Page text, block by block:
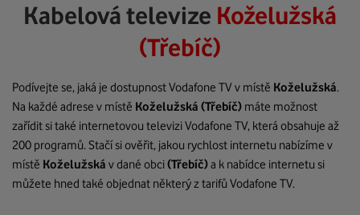
Kabelová televize Koželužská
(Třebíč)
Podívejte se, jaká je dostupnost Vodafone TV v místě Koželužská.
Na každé adrese v místě Koželužská (Třebíč) máte možnost
zařídit si také internetovou televizi Vodafone TV, která obsahuje až
200 programů. Stačí si ověřit, jakou rychlost internetu nabízíme v
místě Koželužská v dané obci(Třebíč)a k nabídce internetu si
můžete hned také objednat některý z tarifů Vodafone TV.